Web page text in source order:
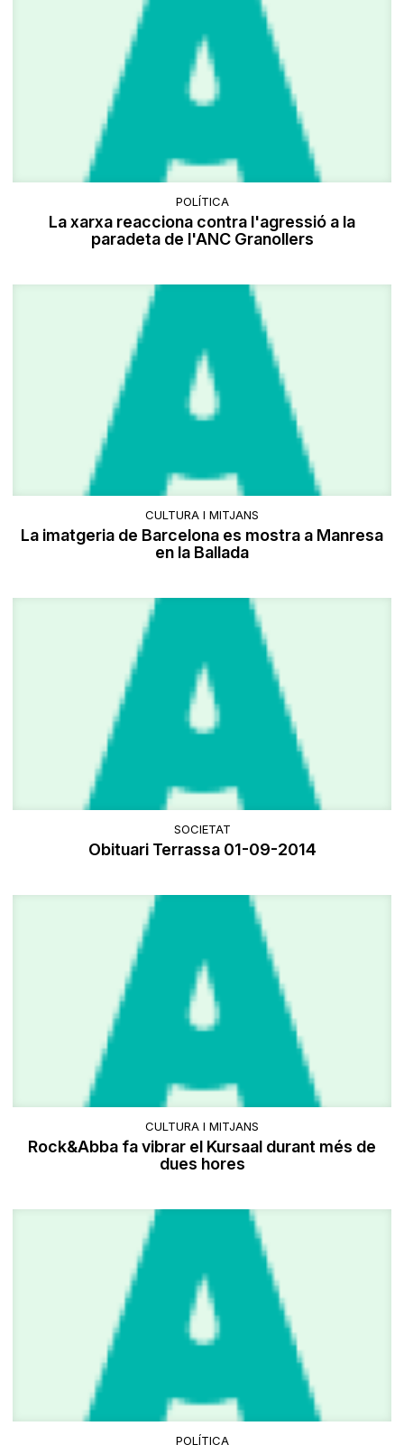
POLÍTICA
La xarxa reacciona contra l'agressió a la
paradeta de l'ANC Granollers
CULTURA I MITJANS
La imatgeria de Barcelona es mostra a Manresa
en la Ballada
SOCIETAT
Obituari Terrassa 01-09-2014
CULTURA I MITJANS
Rock&Abba fa vibrar el Kursaal durant més de
dues hores
POLÍTICA